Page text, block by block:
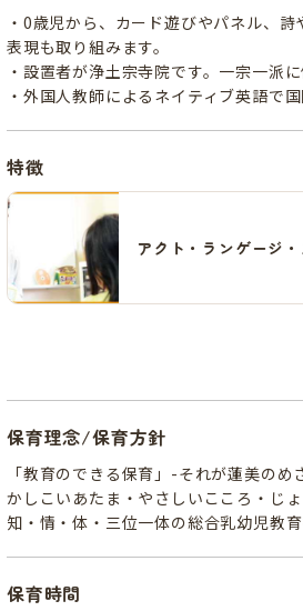
・0歳児から、カード遊びやパネル、
表現も取り組みます。
・設置者が浄土宗寺院です。一宗一派
・外国人教師によるネイティブ英語で国
特徴
アクト・ランゲージ
保育理念/保育方針
「教育のできる保育」-それが蓮美のめ
かしこいあたま・やさしいこころ・じ
知・情・体・三位一体の総合乳幼児教育
保育時間